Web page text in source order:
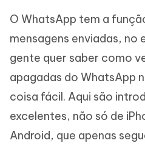
iAnyGo
O WhatsApp tem a
mensagens enviadas, no
gente quer saber como
apagadas do WhatsApp
coisa fácil. Aqui são
excelentes, não só de
Android, que apenas